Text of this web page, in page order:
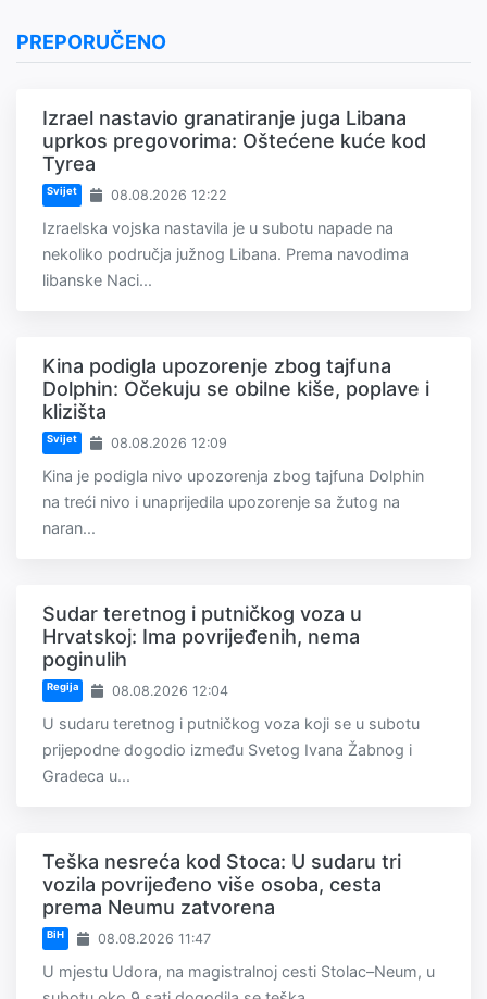
PREPORUČENO
Izrael nastavio granatiranje juga Libana
uprkos pregovorima: Oštećene kuće kod
Tyrea
Svijet 08.08.2026 12:22
Izraelska vojska nastavila je u subotu napade na
nekoliko područja južnog Libana. Prema navodima
libanske Naci...
Kina podigla upozorenje zbog tajfuna
Dolphin: Očekuju se obilne kiše, poplave i
klizišta
Svijet 08.08.2026 12:09
Kina je podigla nivo upozorenja zbog tajfuna Dolphin
na treći nivo i unaprijedila upozorenje sa žutog na
naran...
Sudar teretnog i putničkog voza u
Hrvatskoj: Ima povrijeđenih, nema
poginulih
Regija 08.08.2026 12:04
U sudaru teretnog i putničkog voza koji se u subotu
prijepodne dogodio između Svetog Ivana Žabnog i
Gradeca u...
Teška nesreća kod Stoca: U sudaru tri
vozila povrijeđeno više osoba, cesta
prema Neumu zatvorena
BiH 08.08.2026 11:47
U mjestu Udora, na magistralnoj cesti Stolac–Neum, u